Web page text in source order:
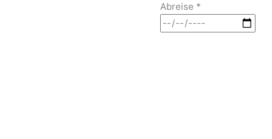
Abreise *